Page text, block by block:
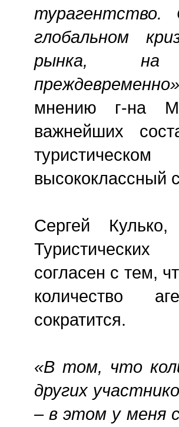
турагентство.
глобальном
рынка, на
мнению г-на
важнейших
высококлассный
Сергей
согласен с тем,
количество
сократится.
«В том, что
других
– в этом у меня